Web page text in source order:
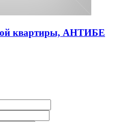
квартиры, АНТИБЕ